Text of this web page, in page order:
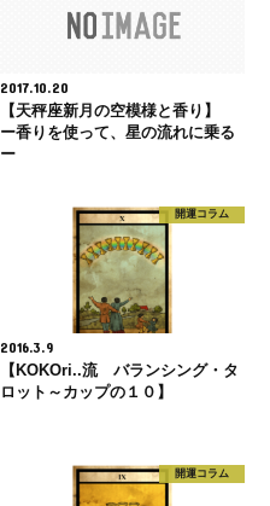
2017.10.20
【天秤座新月の空模様と香り】
ー香りを使って、星の流れに乗る
ー
開運コラム
2016.3.9
【KOKOri..流 バランシング・タ
ロット～カップの１０】
開運コラム